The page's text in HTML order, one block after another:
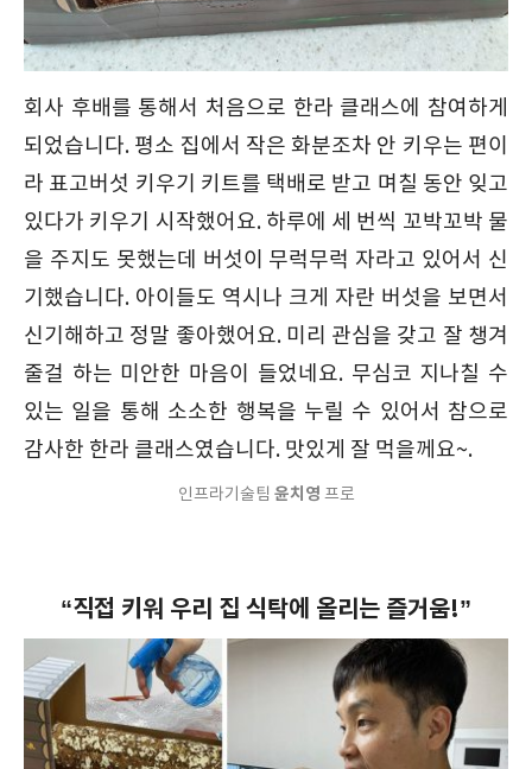
회사 후배를 통해서 처음으로 한라 클래스에 참여하게
되었습니다. 평소 집에서 작은 화분조차 안 키우는 편이
라 표고버섯 키우기 키트를 택배로 받고 며칠 동안 잊고
있다가 키우기 시작했어요. 하루에 세 번씩 꼬박꼬박 물
을 주지도 못했는데 버섯이 무럭무럭 자라고 있어서 신
기했습니다. 아이들도 역시나 크게 자란 버섯을 보면서
신기해하고 정말 좋아했어요. 미리 관심을 갖고 잘 챙겨
줄걸 하는 미안한 마음이 들었네요. 무심코 지나칠 수
있는 일을 통해 소소한 행복을 누릴 수 있어서 참으로
감사한 한라 클래스였습니다. 맛있게 잘 먹을께요~.
인프라기술팀 윤치영 프로
“직접 키워 우리 집 식탁에 올리는 즐거움!”